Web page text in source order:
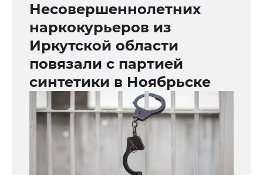
Несовершеннолетних
наркокурьеров из
Иркутской области
повязали с партией
синтетики в Ноябрьске